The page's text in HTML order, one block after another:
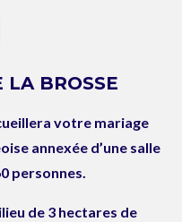
BROSSE
votre mariage
annexée d’une salle
personnes.
de 3 hectares de